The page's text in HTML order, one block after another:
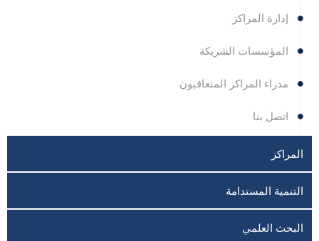
إدارة المراكز
المؤسسات الشريكة
مدراء المراكز المتعاقبون
اتصل بنا
المراكز
التنمية المستدامة
البحث العلمي